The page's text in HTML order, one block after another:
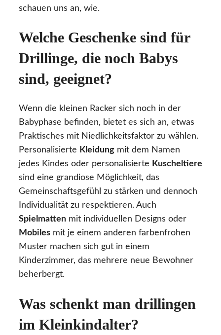
schauen uns an, wie.
Welche Geschenke sind für
Drillinge, die noch Babys
sind, geeignet?
Wenn die kleinen Racker sich noch in der
Babyphase befinden, bietet es sich an, etwas
Praktisches mit Niedlichkeitsfaktor zu wählen.
Personalisierte Kleidung mit dem Namen
jedes Kindes oder personalisierte Kuscheltiere
sind eine grandiose Möglichkeit, das
Gemeinschaftsgefühl zu stärken und dennoch
Individualität zu respektieren. Auch
Spielmatten mit individuellen Designs oder
Mobiles mit je einem anderen farbenfrohen
Muster machen sich gut in einem
Kinderzimmer, das mehrere neue Bewohner
beherbergt.
Was schenkt man drillingen
im Kleinkindalter?